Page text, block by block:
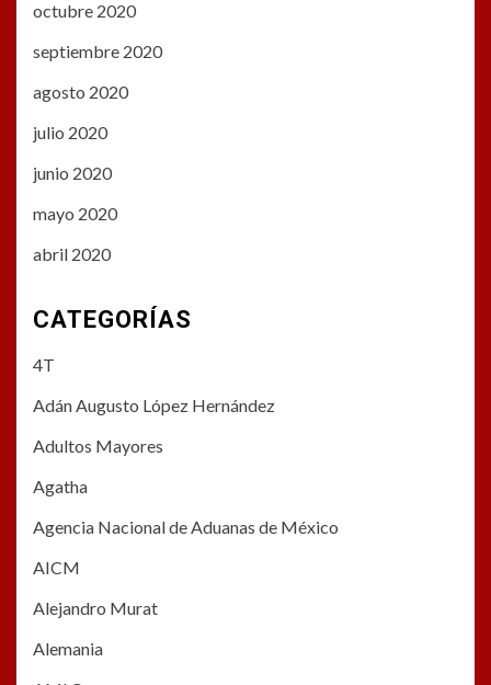
octubre 2020
septiembre 2020
agosto 2020
julio 2020
junio 2020
mayo 2020
abril 2020
CATEGORÍAS
4T
Adán Augusto López Hernández
Adultos Mayores
Agatha
Agencia Nacional de Aduanas de México
AICM
Alejandro Murat
Alemania